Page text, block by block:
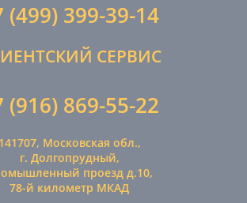
(499) 399-39-14
СЕРВИС
(916) 869-55-22
141707, Московская обл.,
г. Долгопрудный,
проезд д.10,
78-й километр МКАД